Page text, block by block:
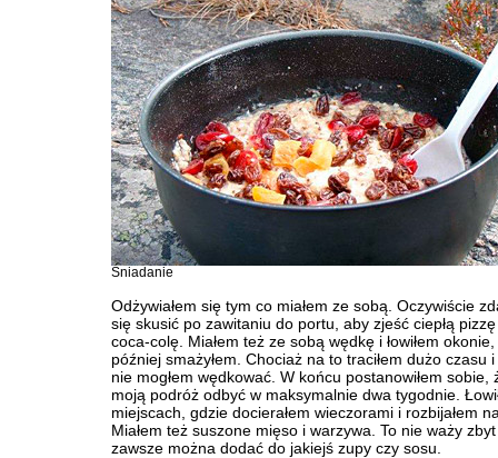
Śniadanie
Odżywiałem się tym co miałem ze sobą. Oczywiście
się skusić po zawitaniu do portu, aby zjeść ciepłą
coca-colę. Miałem też ze sobą wędkę i łowiłem
później smażyłem. Chociaż na to traciłem dużo czasu
nie mogłem wędkować. W końcu postanowiłem sobie,
moją podróż odbyć w maksymalnie dwa tygodnie.
miejscach, gdzie docierałem wieczorami i rozbijałem
Miałem też suszone mięso i warzywa. To nie waży
zawsze można dodać do jakiejś zupy czy sosu.